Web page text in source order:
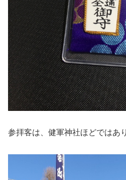
参拝客は、健軍神社ほどではあ